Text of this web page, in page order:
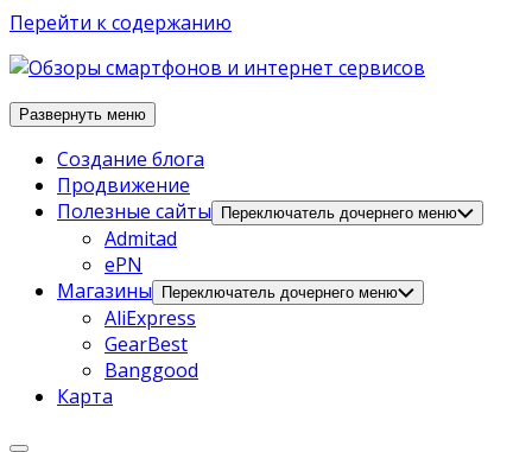
Перейти к содержанию
Развернуть меню
Создание блога
Продвижение
Полезные сайты
Переключатель дочернего меню
Admitad
ePN
Магазины
Переключатель дочернего меню
AliExpress
GearBest
Banggood
Карта